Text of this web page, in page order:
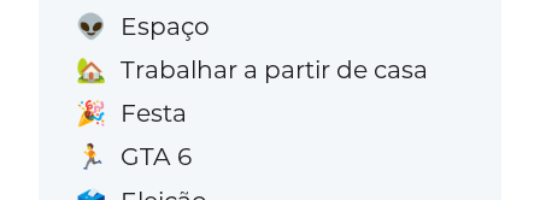
👽 Espaço
🏡 Trabalhar a partir de casa
🎉 Festa
🏃 GTA 6